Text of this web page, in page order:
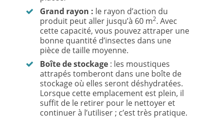
Grand rayon : le rayon d’action du
produit peut aller jusqu’à 60 m2. Avec
cette capacité, vous pouvez attraper une
bonne quantité d’insectes dans une
pièce de taille moyenne.
Boîte de stockage : les moustiques
attrapés tomberont dans une boîte de
stockage où elles seront déshydratées.
Lorsque cette emplacement est plein, il
suffit de le retirer pour le nettoyer et
continuer à l’utiliser ; c’est très pratique.